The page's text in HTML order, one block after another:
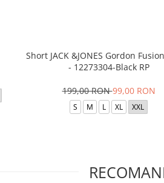
Short JACK &JONES Gordon
- 12273304-Black RP
199,00 RON99,00 RON
S M L XL XXL